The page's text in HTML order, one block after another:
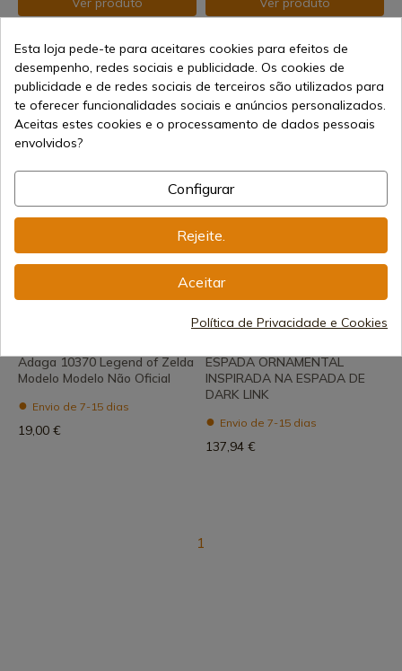
Dark Link Fantasy Espada
Zelda Série Zs557Bk
Envio de 7-15 dias
45,27 €
Adaga 10744 Lenda do
Modelo Zelda Modelo Não
Oficial
Envio de 7-15 dias
Adaga 10370 Legend of Zelda
Modelo Modelo Não Oficial
Envio de 7-15 dias
19,00 €
ESPADA ORNAMENTAL
INSPIRADA NA ESPADA DE
DARK LINK
Envio de 7-15 dias
137,94 €
1
Esta loja pede-te para aceitares cookies para efeitos de
desempenho, redes sociais e publicidade. Os cookies de
publicidade e de redes sociais de terceiros são utilizados para
te oferecer funcionalidades sociais e anúncios personalizados.
Aceitas estes cookies e o processamento de dados pessoais
envolvidos?
Configurar
Rejeite.
Aceitar
Política de Privacidade e Cookies